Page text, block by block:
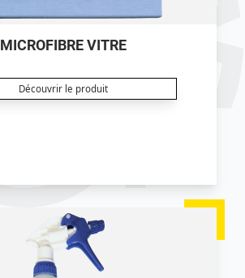
MICROFIBRE VITRE
Découvrir le produit